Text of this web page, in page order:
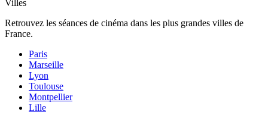
Villes
Retrouvez les séances de cinéma dans les plus grandes villes de
France.
Paris
Marseille
Lyon
Toulouse
Montpellier
Lille